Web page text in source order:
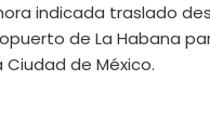
indicada traslado
de La Habana
de México.